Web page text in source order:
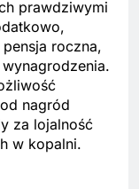
prawdziwymi
roczna,
nagród
za lojalność
w kopalni.